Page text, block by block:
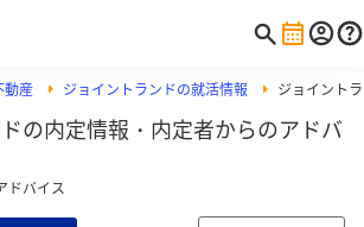
産 ジョイントランドの就活情報 ジョイント
の内定情報・内定者からのアドバ
ドバイス